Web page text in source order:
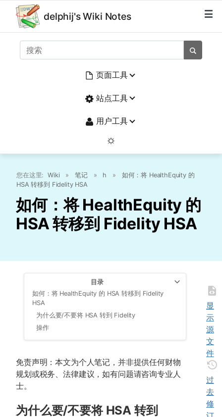
delphij's Wiki Notes
页面工具
站点工具
用户工具
您在这里: Wiki » 笔记 » h »
如何：将 HealthEquity 的
HSA 转移到 Fidelity HSA
如何：将 HealthEquity 的
HSA 转移到 Fidelity HSA
目录
如何：将 HealthEquity 的 HSA 转移到 Fidelity
HSA
为什么要/不要将 HSA 转到 Fidelity
操作
免责声明：本文为个人笔记，并非提供任何财物
规划或税务、法律建议，如有问题请咨询专业人
士。
为什么要/不要将 HSA 转到
显
示
源
文
件
过
去
修